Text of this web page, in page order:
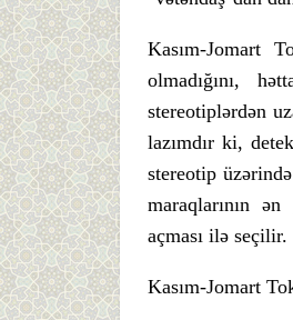
Kasım-Jomart
olmadığını,
stereotiplərdən
lazımdır ki,
stereotip
maraqlarının
açması ilə seçilir.
Kasım-Jomart